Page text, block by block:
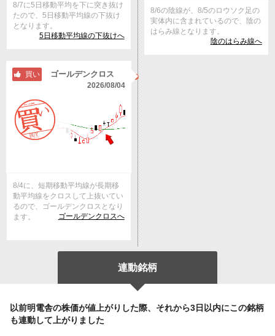
8/7に5日移動平均を下に突き抜け
たので、5日移動平均線の下抜け
となります。
5日移動平均線の下抜けへ
8/6の陰線が、8/5のロウソク足の
実体内に含まれているので、陰の
はらみ線となります。
陰のはらみ線へ
買い ゴールデンクロス
2026/08/04
8/4に、短期移動平均線が長期移
動平均線をクロスして上抜いてい
るので、ゴールデンクロスとなり
ます。
ゴールデンクロスへ
連動銘柄
以前明電舎の株価が値上がりした際、それから3日以内にこの銘柄
も連動して上がりました